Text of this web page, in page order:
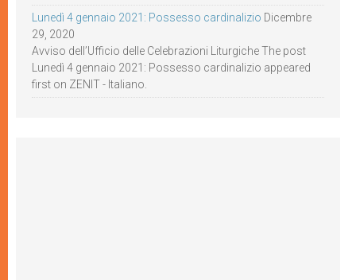
Lunedì 4 gennaio 2021: Possesso cardinalizio Dicembre
29, 2020
Avviso dell’Ufficio delle Celebrazioni Liturgiche The post
Lunedì 4 gennaio 2021: Possesso cardinalizio appeared
first on ZENIT - Italiano.